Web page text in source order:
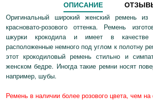
ОПИСАНИЕ
Оригинальный широкий женский ремень из
красновато-розового оттенка. Ремень
шкурки крокодила и имеет в качестве
расположенные немного под углом к полотну
этот крокодиловый ремень стильно и
женском бедре. Иногда такие ремни носят
например, шубы.
Ремень в наличии более розового цвета, чем